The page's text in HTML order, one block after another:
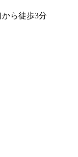
ら徒歩3分